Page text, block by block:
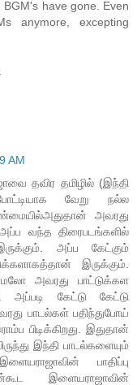
have gone. Even
anymore, excepting
AM
தவிர தமிழில் (இந்தி
வேறு நல்ல
அவரது
வந்த திரைபடங்களில்
அப்ப கேட்கும்
இருக்கும்.
அவரது பாட்டுக்கள
கேட்டு கேட்டு
பாடல்கள் பதிந்துபோய்
பிடிக்கிறது. இதுதான்
இந்தி பாடல்களையும்
பாதிப்பு
இளையராஜாவின்